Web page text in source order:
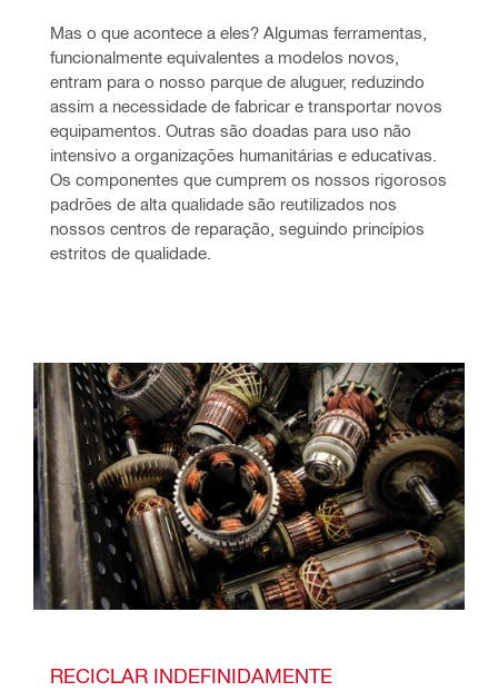
Mas o que acontece a eles? Algumas ferramentas,
funcionalmente equivalentes a modelos novos,
entram para o nosso parque de aluguer, reduzindo
assim a necessidade de fabricar e transportar novos
equipamentos. Outras são doadas para uso não
intensivo a organizações humanitárias e educativas.
Os componentes que cumprem os nossos rigorosos
padrões de alta qualidade são reutilizados nos
nossos centros de reparação, seguindo princípios
estritos de qualidade.
RECICLAR INDEFINIDAMENTE